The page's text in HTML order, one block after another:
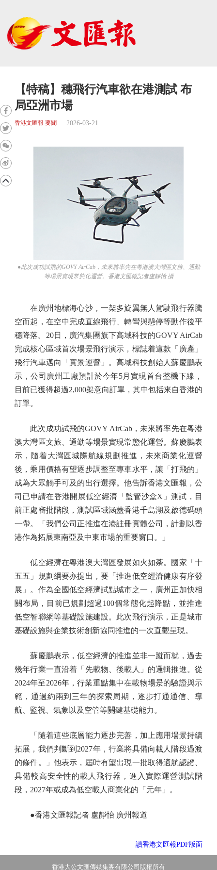
【特稿】穗飛行汽車欲在港測試 布
局亞洲市場
香港文匯報 要聞 2026-03-21
●此次成功試飛的GOVY AirCab，未來將率先在粵港澳大灣區文旅、通勤
等場景實現常態化運營。香港文匯報記者盧靜怡 攝
在廣州地標海心沙，一架多旋翼無人駕駛飛行器騰
空而起，在空中完成直線飛行、轉彎與懸停等動作後平
穩降落。20日，廣汽集團旗下高域科技的GOVY AirCab
完成核心區域首次場景飛行演示，標誌着這款「廣產」
飛行汽車邁向「實景運營」。高域科技創始人蘇慶鵬表
示，公司廣州工廠預計於今年5月實現首台整機下線，
目前已獲得超過2,000架意向訂單，其中包括來自香港的
訂單。
此次成功試飛的GOVY AirCab，未來將率先在粵港
澳大灣區文旅、通勤等場景實現常態化運營。蘇慶鵬表
示，隨着大灣區城際航線規劃推進，未來商業化運營
後，乘用價格有望逐步調整至專車水平，讓「打飛的」
成為大眾觸手可及的出行選擇。他告訴香港文匯報，公
司已申請在香港開展低空經濟「監管沙盒X」測試，目
前正處審批階段，測試區域涵蓋香港千島湖及啟德碼頭
一帶。「我們公司正推進在港註冊實體公司，計劃以香
港作為拓展東南亞及中東市場的重要窗口。」
低空經濟在粵港澳大灣區發展如火如荼。國家「十
五五」規劃綱要亦提出，要「推進低空經濟健康有序發
展」。作為全國低空經濟試點城市之一，廣州正加快相
關布局，目前已規劃超過100個常態化起降點，並推進
低空智聯網等基礎設施建設。此次飛行演示，正是城市
基礎設施與企業技術創新協同推進的一次直觀呈現。
蘇慶鵬表示，低空經濟的推進並非一蹴而就，過去
幾年行業一直沿着「先載物、後載人」的邏輯推進。從
2024年至2026年，行業重點集中在載物場景的驗證與示
範，通過約兩到三年的探索周期，逐步打通通信、導
航、監視、氣象以及空管等關鍵基礎能力。
「隨着這些底層能力逐步完善，加上應用場景持續
拓展，我們判斷到2027年，行業將具備向載人階段過渡
的條件。」他表示，屆時有望出現一批取得適航認證、
具備較高安全性的載人飛行器，進入實際運營測試階
段，2027年或成為低空載人商業化的「元年」。
●香港文匯報記者 盧靜怡 廣州報道
讀香港文匯報PDF版面
香港大公文匯傳媒集團有限公司版權所有